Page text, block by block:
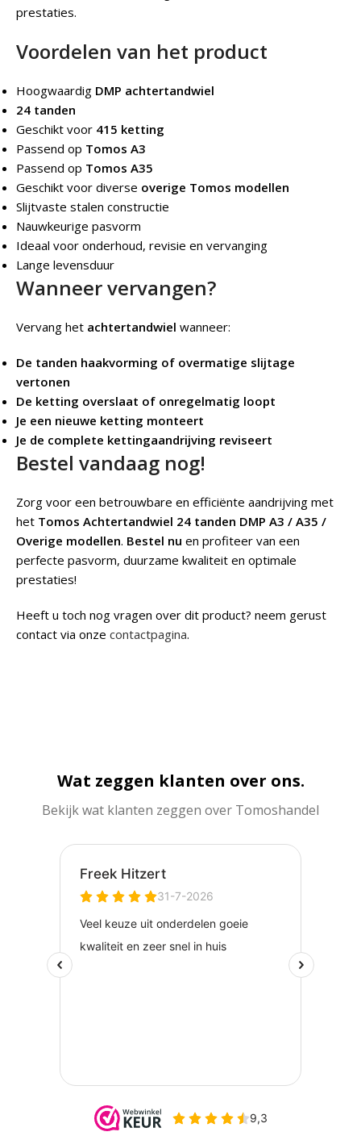
prestaties.
Voordelen van het product
Hoogwaardig DMP achtertandwiel
24 tanden
Geschikt voor 415 ketting
Passend op Tomos A3
Passend op Tomos A35
Geschikt voor diverse overige Tomos modellen
Slijtvaste stalen constructie
Nauwkeurige pasvorm
Ideaal voor onderhoud, revisie en vervanging
Lange levensduur
Wanneer vervangen?
Vervang het achtertandwiel wanneer:
De tanden haakvorming of overmatige slijtage
vertonen
De ketting overslaat of onregelmatig loopt
Je een nieuwe ketting monteert
Je de complete kettingaandrijving reviseert
Bestel vandaag nog!
Zorg voor een betrouwbare en efficiënte aandrijving met
het Tomos Achtertandwiel 24 tanden DMP A3 / A35 /
Overige modellen. Bestel nu en profiteer van een
perfecte pasvorm, duurzame kwaliteit en optimale
prestaties!
Heeft u toch nog vragen over dit product? neem gerust
contact via onze contactpagina.
Wat zeggen klanten over ons.
Bekijk wat klanten zeggen over Tomoshandel